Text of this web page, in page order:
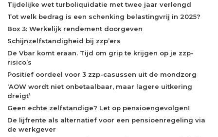
Tijdelijke wet turboliquidatie met twee jaar verlengd
Tot welk bedrag is een schenking belastingvrij in 2025?
Box 3: Werkelijk rendement doorgeven
Schijnzelfstandigheid bij zzp’ers
De Vbar komt eraan. Tijd om grip te krijgen op je zzp-
risico’s
Positief oordeel voor 3 zzp-casussen uit de mondzorg
‘AOW wordt niet onbetaalbaar, maar lagere uitkering
dreigt’
Geen echte zelfstandige? Let op pensioengevolgen!
De lijfrente als alternatief voor een pensioenregeling via
de werkgever